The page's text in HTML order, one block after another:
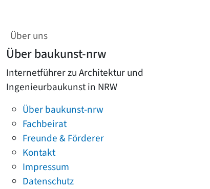
Über uns
Über baukunst-nrw
Internetführer zu Architektur und
Ingenieurbaukunst in NRW
Über baukunst-nrw
Fachbeirat
Freunde & Förderer
Kontakt
Impressum
Datenschutz